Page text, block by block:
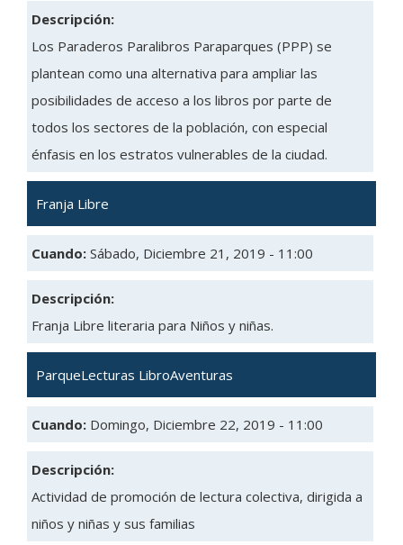
Descripción:
Los Paraderos Paralibros Paraparques (PPP) se
plantean como una alternativa para ampliar las
posibilidades de acceso a los libros por parte de
todos los sectores de la población, con especial
énfasis en los estratos vulnerables de la ciudad.
Franja Libre
Cuando: Sábado, Diciembre 21, 2019 - 11:00
Descripción:
Franja Libre literaria para Niños y niñas.
ParqueLecturas LibroAventuras
Cuando: Domingo, Diciembre 22, 2019 - 11:00
Descripción:
Actividad de promoción de lectura colectiva, dirigida a
niños y niñas y sus familias